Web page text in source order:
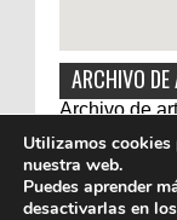
ARCHIVO
Archivo de
Utilizamos cookies
nuestra web.
Puedes aprender
desactivarlas en los